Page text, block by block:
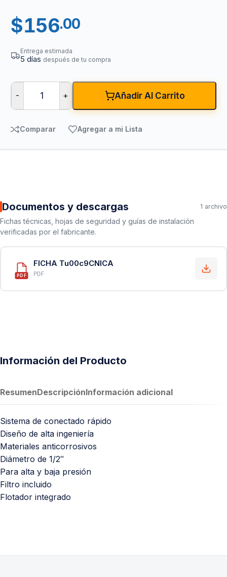
$156.00
Entrega estimada
5 días después de tu compra
- + Añadir Al Carrito
Comparar Agregar a mi Lista
Documentos y descargas 1 archivo
Fichas técnicas, hojas de seguridad y guías de instalación
verificadas por el fabricante.
PDF
FICHA Tu00c9CNICA
PDF
Información del Producto
ResumenDescripciónInformación adicional
Sistema de conectado rápido
Diseño de alta ingeniería
Materiales anticorrosivos
Diámetro de 1/2″
Para alta y baja presión
Filtro incluido
Flotador integrado